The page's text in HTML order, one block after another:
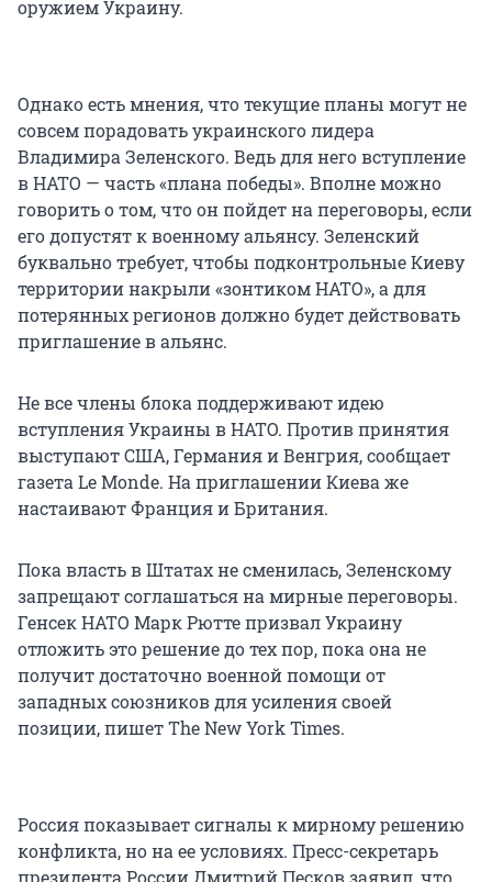
оружием Украину.
Однако есть мнения, что текущие планы могут не
совсем порадовать украинского лидера
Владимира Зеленского. Ведь для него вступление
в НАТО — часть «плана победы». Вполне можно
говорить о том, что он пойдет на переговоры, если
его допустят к военному альянсу. Зеленский
буквально требует, чтобы подконтрольные Киеву
территории накрыли «зонтиком НАТО», а для
потерянных регионов должно будет действовать
приглашение в альянс.
Не все члены блока поддерживают идею
вступления Украины в НАТО. Против принятия
выступают США, Германия и Венгрия, сообщает
газета Le Monde. На приглашении Киева же
настаивают Франция и Британия.
Пока власть в Штатах не сменилась, Зеленскому
запрещают соглашаться на мирные переговоры.
Генсек НАТО Марк Рютте призвал Украину
отложить это решение до тех пор, пока она не
получит достаточно военной помощи от
западных союзников для усиления своей
позиции, пишет The New York Times.
Россия показывает сигналы к мирному решению
конфликта, но на ее условиях. Пресс-секретарь
президента России Дмитрий Песков заявил, что